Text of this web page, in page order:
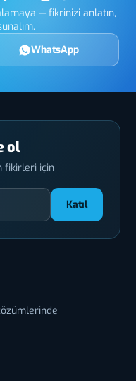
— fikrinizi anlatın,
WhatsApp
ol
fikirleri için
Katıl